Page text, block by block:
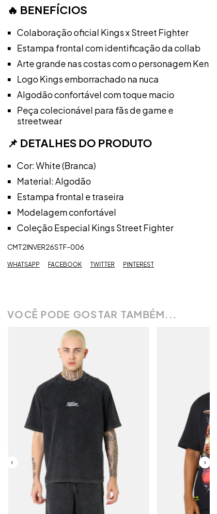
🔥 BENEFÍCIOS
Colaboração oficial Kings x Street Fighter
Estampa frontal com identificação da collab
Arte grande nas costas com o personagem Ken
Logo Kings emborrachado na nuca
Algodão confortável com toque macio
Peça colecionável para fãs de game e
streetwear
📌 DETALHES DO PRODUTO
Cor: White (Branca)
Material: Algodão
Estampa frontal e traseira
Modelagem confortável
Coleção Especial Kings Street Fighter
CMT2INVER26STF-006
WHATSAPP FACEBOOK TWITTER PINTEREST
VOCÊ PODE GOSTAR TAMBÉM...